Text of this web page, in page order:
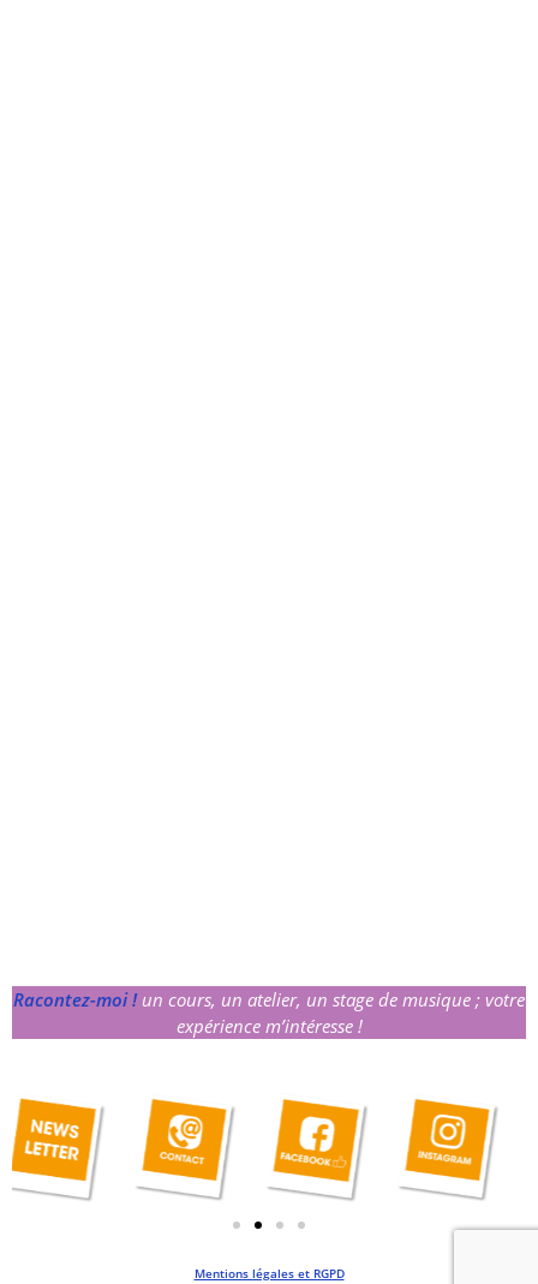
Racontez-moi ! un cours, un atelier, un stage de musique ; votre
expérience m’intéresse !
Mentions légales et RGPD